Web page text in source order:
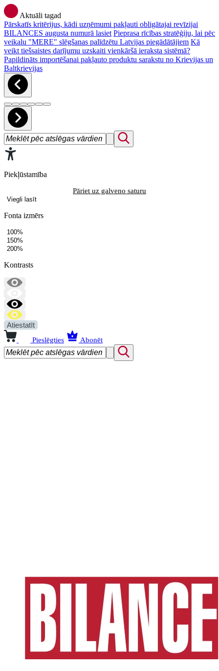
Aktuāli tagad
Pārskatīs kritērijus, kādi uzņēmumi pakļauti obligātajai revīzijai
BILANCES augusta numurā lasiet Pieprasa rīcības stratēģiju, lai pēc
veikalu "MERE" slēgšanas palīdzētu Latvijas piegādātājiem Kā
veikt tiešsaistes darījumu uzskaiti vienkāršā ieraksta sistēmā?
Papildināts importēšanai pakļauto produktu sarakstu no Krievijas un
Baltkrievijas
Piekļūstamība
Pāriet uz galveno saturu
Viegli lasīt
Fonta izmērs
100%
150%
200%
Kontrasts
Atiestatīt
Pieslēgties Abonēt